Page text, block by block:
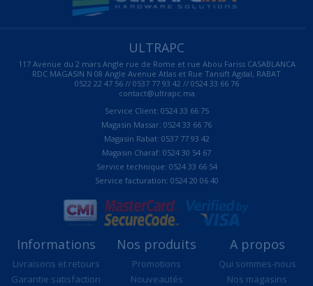
ULTRAPC
117 Avenue du 2 mars Angle rue de Rome et rue Abou Fariss CASABLANCA
RDC MAGASIN N 08 Angle Avenue Atlas et Rue Tansift Agdal, RABAT
0522 22 47 56 // 0537 77 93 42 // 0524 33 66 76
contact@ultrapc.ma
Service Client: 0524 33 66 75
Magasin Massar: 0524 33 66 76
Magasin Rabat: 0537 77 93 42
Magasin Charaf: 0524 30 54 67
Service technique: 0524 33 66 54
Service facturation: 0524 20 06 40
Informations
Livraisons et retours
Garantie satisfaction
Nos produits
Promotions
Nouveautés
A propos
Qui sommes-nous
Nos magasins